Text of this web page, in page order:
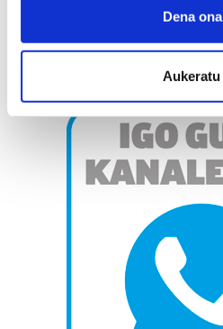
Collect information
meters
Identify your device by
specific characteristics
Find out more about how your
and set your preferences in the
prozesatzen ditugu, zure IP
teknologia erabiliz, cookieak
pertsonalizatuak eskaintzeko,
neurtzeko, jendeari buruzko
produktuak garatzeko. Zure
erabiltzen dituen hauta dezakezu.
Dena
Aukeratu